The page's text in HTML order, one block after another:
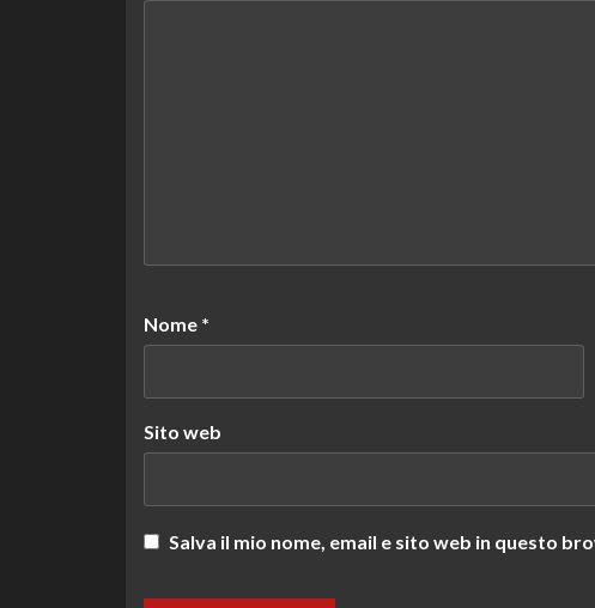
Nome *
Sito web
Salva il mio nome, email e sito web in questo